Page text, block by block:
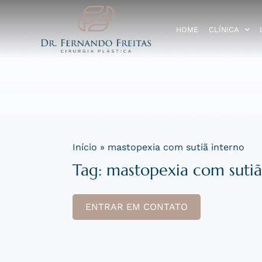
HOME CLÍNICA
Início » mastopexia com sutiã interno
Tag: mastopexia com
ENTRAR EM CONTATO